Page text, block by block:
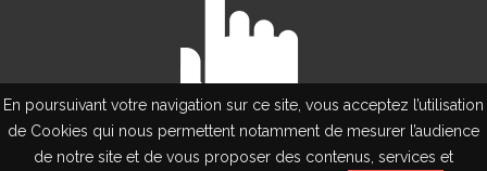
En poursuivant votre navigation sur ce site, vous acceptez l’utilisation
de Cookies qui nous permettent notamment de mesurer l’audience
de notre site et de vous proposer des contenus, services et